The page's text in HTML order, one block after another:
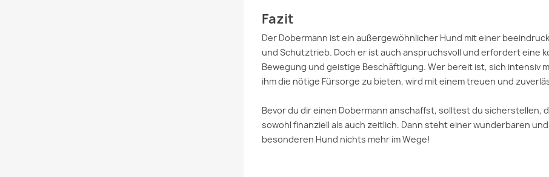
Fazit
Der Dobermann ist ein außergewöhnlicher Hund mit einer
und Schutztrieb. Doch er ist auch anspruchsvoll und erfordert eine
Bewegung und geistige Beschäftigung. Wer bereit ist, sich intensiv
ihm die nötige Fürsorge zu bieten, wird mit einem treuen und
Bevor du dir einen Dobermann anschaffst, solltest du sicherstellen,
sowohl finanziell als auch zeitlich. Dann steht einer wunderbaren
besonderen Hund nichts mehr im Wege!